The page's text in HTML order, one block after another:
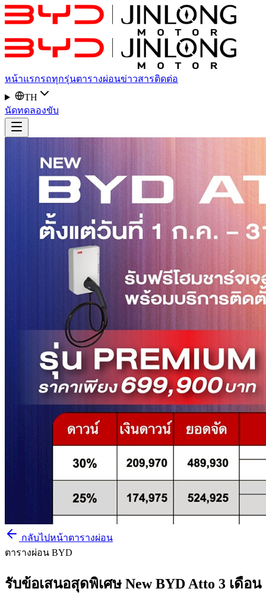
หน้าแรกรถทุกรุ่นตารางผ่อนข่าวสารติดต่อ
TH
นัดทดลองขับ
กลับไปหน้าตารางผ่อน
ตารางผ่อน BYD
รับข้อเสนอสุดพิเศษ New BYD Atto 3 เดือน